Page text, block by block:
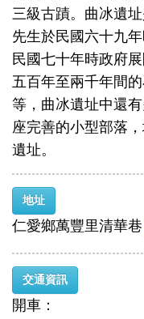
三級古蹟。曲冰遺
先生於民國六十九
民國七十年時政府
五百年至兩千年間
等，曲冰遺址中還
座完善的小型部落
遺址。
地址
仁愛鄉萬豐里清華巷
交通資訊
開車：